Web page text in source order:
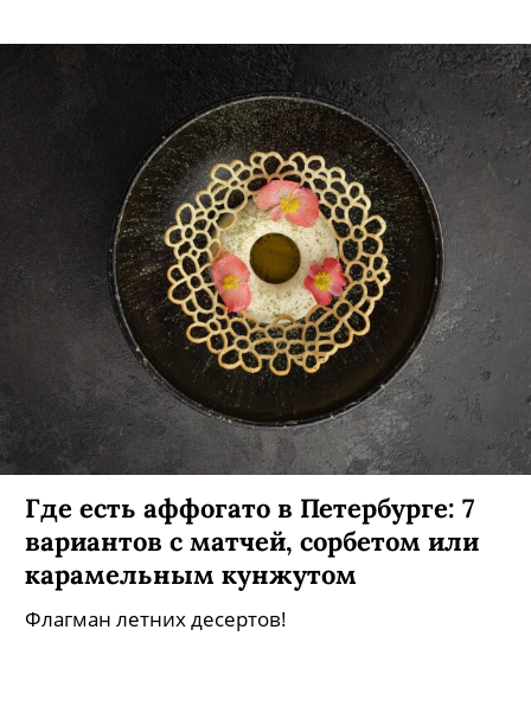
Где есть аффогато в Петербурге: 7
вариантов с матчей, сорбетом или
карамельным кунжутом